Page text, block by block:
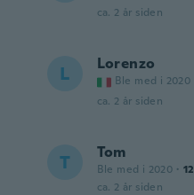
ca. 2 år siden
L Lorenzo
Ble med i 2020
ca. 2 år siden
T Tom
Ble med i 2020 · 12
ca. 2 år siden